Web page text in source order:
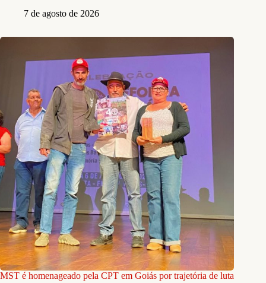
7 de agosto de 2026
MST é homenageado pela CPT em Goiás por trajetória de luta